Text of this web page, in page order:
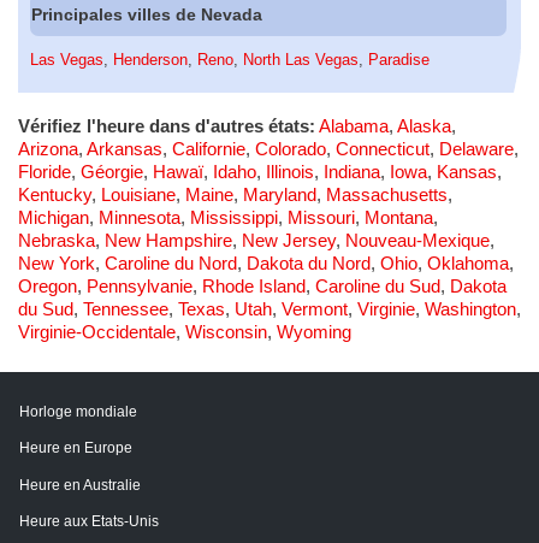
Principales villes de Nevada
Las Vegas, Henderson, Reno, North Las Vegas, Paradise
Vérifiez l'heure dans d'autres états: Alabama, Alaska,
Arizona, Arkansas, Californie, Colorado, Connecticut, Delaware,
Floride, Géorgie, Hawaï, Idaho, Illinois, Indiana, Iowa, Kansas,
Kentucky, Louisiane, Maine, Maryland, Massachusetts,
Michigan, Minnesota, Mississippi, Missouri, Montana,
Nebraska, New Hampshire, New Jersey, Nouveau-Mexique,
New York, Caroline du Nord, Dakota du Nord, Ohio, Oklahoma,
Oregon, Pennsylvanie, Rhode Island, Caroline du Sud, Dakota
du Sud, Tennessee, Texas, Utah, Vermont, Virginie, Washington,
Virginie-Occidentale, Wisconsin, Wyoming
Horloge mondiale
Heure en Europe
Heure en Australie
Heure aux Etats-Unis